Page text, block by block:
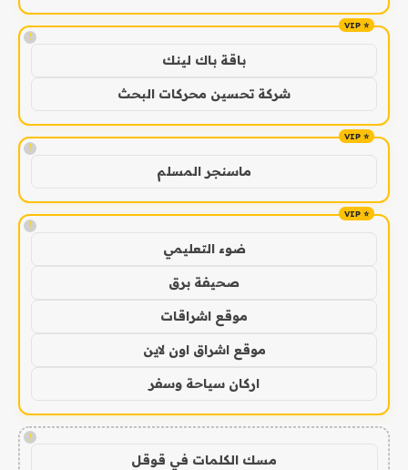
!
باقة باك لينك
شركة تحسين محركات البحث
!
ماسنجر المسلم
!
ضوء التعليمي
صحيفة برق
موقع اشراقات
موقع اشراق اون لاين
اركان سياحة وسفر
!
مسك الكلمات في قوقل